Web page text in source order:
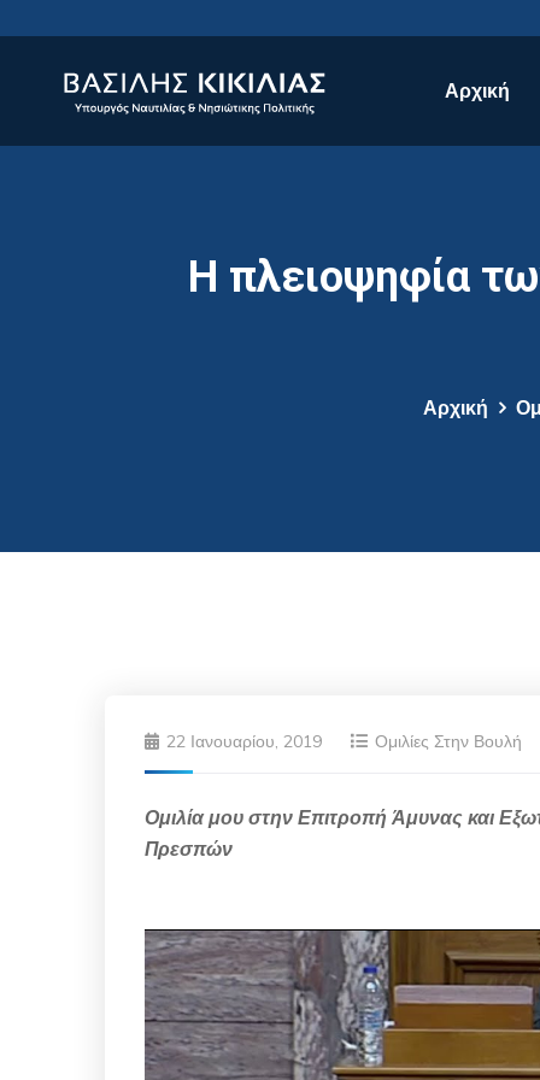
Αρχική
Η πλειοψηφία
Αρχική
22 Ιανουαρίου, 2019 Ομιλίες Στην Βουλή
Ομιλία μου στην Επιτροπή Άμυνας και
Πρεσπών